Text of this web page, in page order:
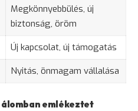
Megkönnyebbülés, új
biztonság, öröm
Új kapcsolat, új támogatás
Nyitás, önmagam vállalása
álomban emlékeztet